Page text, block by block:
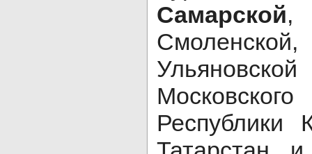
Самарской,
Республики